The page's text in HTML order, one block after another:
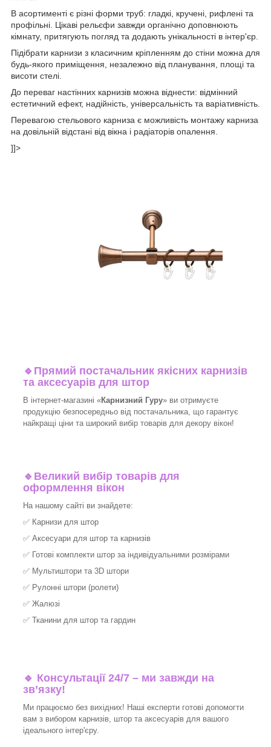
В асортименті є різні форми труб: гладкі, кручені, рифлені та
профільні. Цікаві рельєфи завжди органічно доповнюють
кімнату, притягують погляд та додають унікальності в інтер'єр.
Підібрати карнизи з класичним кріпленням до стіни можна для
будь-якого приміщення, незалежно від планування, площі та
висоти стелі.
До переваг настінних карнизів можна віднести: відмінний
естетичний ефект, надійність, універсальність та варіативність.
Перевагою стельового карниза є можливість монтажу карниза
на довільній відстані від вікна і радіаторів опалення.
]]>
🔹 Прямий постачальник якісних карнизів
та аксесуарів для штор
В інтернет-магазині «Карнизний Гуру» ви отримуєте
продукцію безпосередньо від постачальника, що гарантує
найкращі ціни та широкий вибір товарів для декору вікон!
🔹 Великий вибір товарів для
оформлення вікон
На нашому сайті ви знайдете:
✅ Карнизи для штор
✅ Аксесуари для штор та карнизів
✅ Готові комплекти штор за індивідуальними розмірами
✅ Мультиштори та 3D штори
✅ Рулонні штори (ролети)
✅ Жалюзі
✅ Тканини для штор та гардин
🔹 Консультації 24/7 – ми завжди на
зв’язку!
Ми працюємо без вихідних! Наші експерти готові допомогти
вам з вибором карнизів, штор та аксесуарів для вашого
ідеального інтер'єру.